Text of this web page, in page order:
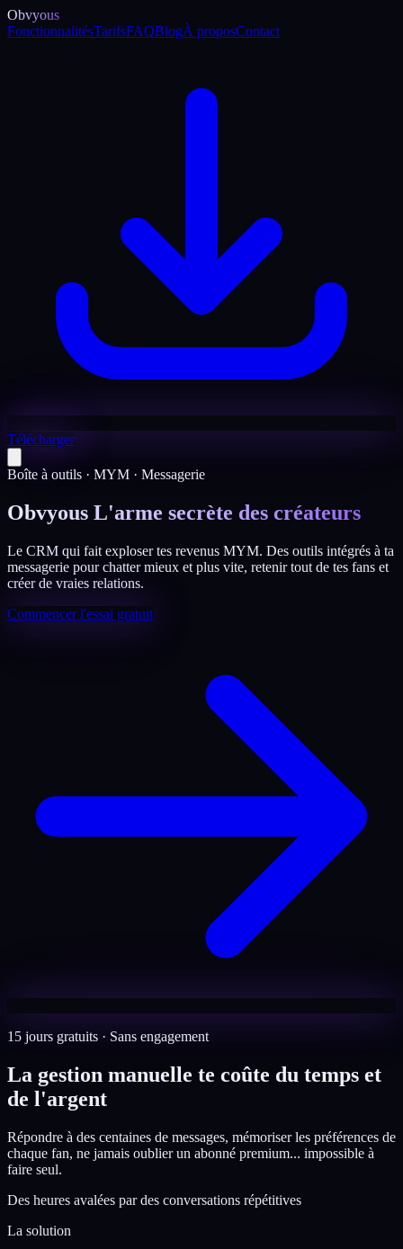
Obvyous
FonctionnalitésTarifsFAQBlogÀ proposContact
Télécharger
Boîte à outils · MYM · Messagerie
Obvyous L'arme secrète des créateurs
Le CRM qui fait exploser tes revenus MYM. Des outils intégrés à ta
messagerie pour chatter mieux et plus vite, retenir tout de tes fans et
créer de vraies relations.
Commencer l'essai gratuit
15 jours gratuits · Sans engagement
La gestion manuelle te coûte du temps et
de l'argent
Répondre à des centaines de messages, mémoriser les préférences de
chaque fan, ne jamais oublier un abonné premium... impossible à
faire seul.
Des heures avalées par des conversations répétitives
La solution